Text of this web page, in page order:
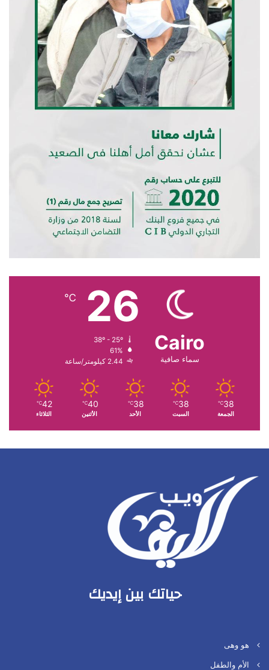
Cairo
سماء صافية
26
℃
61%
2.44 كيلومتر/ساعة
38
℃
الجمعة
38
℃
السبت
38
℃
الأحد
40
℃
الأثنين
42
℃
الثلاثاء
حياتك بين إيديك
هو وهى
الأم والطفل